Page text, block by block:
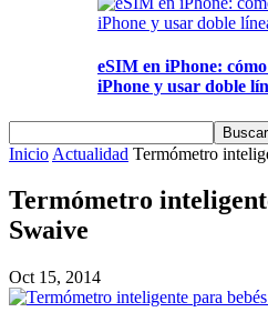
eSIM en iPhone:
iPhone y usar doble
Inicio Actualidad Termómetro
Termómetro
Swaive
Oct 15, 2014